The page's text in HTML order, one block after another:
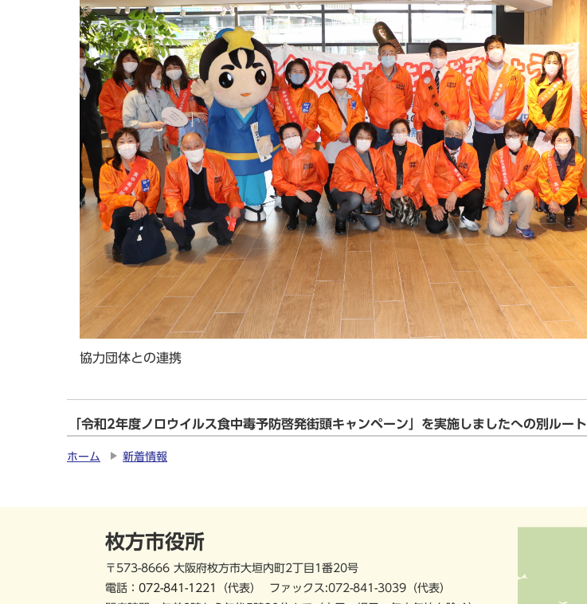
協力団体との連携
「令和2年度ノロウイルス食中毒予防啓発街頭キャンペーン」を実施しましたへの別ルート
ホーム 新着情報
枚方市役所
〒573-8666 大阪府枚方市大垣内町2丁目1番20号
電話： 072-841-1221 （代表） ファックス:072-841-3039（代表）